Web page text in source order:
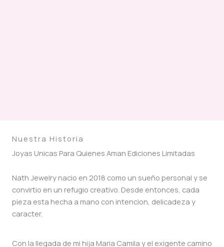
Nuestra Historia
Joyas Unicas Para Quienes Aman Ediciones Limitadas
Nath Jewelry nacio en 2018 como un sueño personal y se
convirtio en un refugio creativo. Desde entonces, cada
pieza esta hecha a mano con intencion, delicadeza y
caracter.
Con la llegada de mi hija Maria Camila y el exigente camino